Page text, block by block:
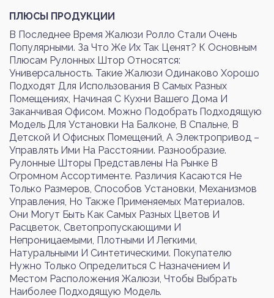
ПЛЮСЫ ПРОДУКЦИИ
В Последнее Время Жалюзи Ролло Стали Очень
Популярными. За Что Же Их Так Ценят? К Основным
Плюсам Рулонных Штор Относятся:
Универсальность. Такие Жалюзи Одинаково Хорошо
Подходят Для Использования В Самых Разных
Помещениях, Начиная С Кухни Вашего Дома И
Заканчивая Офисом. Можно Подобрать Подходящую
Модель Для Установки На Балконе, В Спальне, В
Детской И Офисных Помещений, А Электропривод –
Управлять Ими На Расстоянии. Разнообразие.
Рулонные Шторы Представлены На Рынке В
Огромном Ассортименте. Различия Касаются Не
Только Размеров, Способов Установки, Механизмов
Управления, Но Также Применяемых Материалов.
Они Могут Быть Как Самых Разных Цветов И
Расцветок, Светопропускающими И
Непроницаемыми, Плотными И Легкими,
Натуральными И Синтетическими. Покупателю
Нужно Только Определиться С Назначением И
Местом Расположения Жалюзи, Чтобы Выбрать
Наиболее Подходящую Модель.
Войти Регистрация
Номер телефона или почта
Пароль
Войти